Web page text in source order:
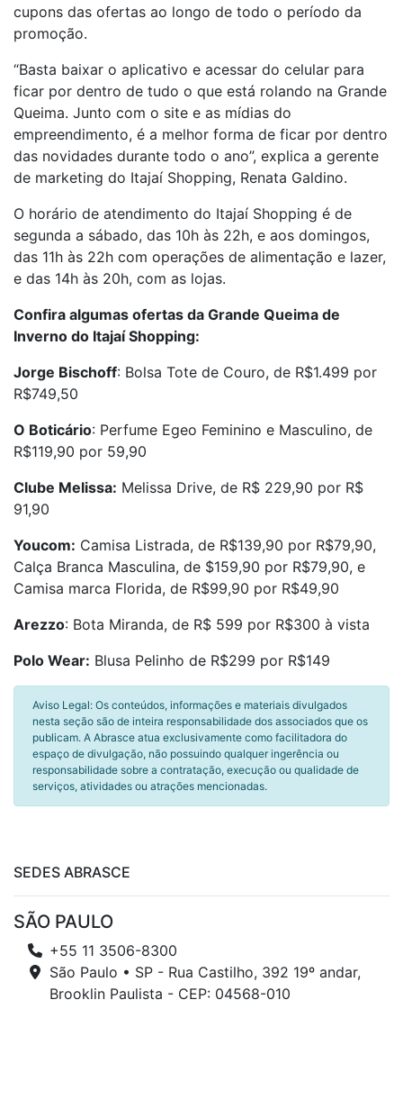
cupons das ofertas ao longo de todo o período da
promoção.
“Basta baixar o aplicativo e acessar do celular para
ficar por dentro de tudo o que está rolando na Grande
Queima. Junto com o site e as mídias do
empreendimento, é a melhor forma de ficar por dentro
das novidades durante todo o ano”, explica a gerente
de marketing do Itajaí Shopping, Renata Galdino.
O horário de atendimento do Itajaí Shopping é de
segunda a sábado, das 10h às 22h, e aos domingos,
das 11h às 22h com operações de alimentação e lazer,
e das 14h às 20h, com as lojas.
Confira algumas ofertas da Grande Queima de
Inverno do Itajaí Shopping:
Jorge Bischoff: Bolsa Tote de Couro, de R$1.499 por
R$749,50
O Boticário: Perfume Egeo Feminino e Masculino, de
R$119,90 por 59,90
Clube Melissa: Melissa Drive, de R$ 229,90 por R$
91,90
Youcom: Camisa Listrada, de R$139,90 por R$79,90,
Calça Branca Masculina, de $159,90 por R$79,90, e
Camisa marca Florida, de R$99,90 por R$49,90
Arezzo: Bota Miranda, de R$ 599 por R$300 à vista
Polo Wear: Blusa Pelinho de R$299 por R$149
Aviso Legal: Os conteúdos, informações e materiais divulgados
nesta seção são de inteira responsabilidade dos associados que os
publicam. A Abrasce atua exclusivamente como facilitadora do
espaço de divulgação, não possuindo qualquer ingerência ou
responsabilidade sobre a contratação, execução ou qualidade de
serviços, atividades ou atrações mencionadas.
SEDES ABRASCE
SÃO PAULO
+55 11 3506-8300
São Paulo • SP - Rua Castilho, 392 19º andar,
Brooklin Paulista - CEP: 04568-010